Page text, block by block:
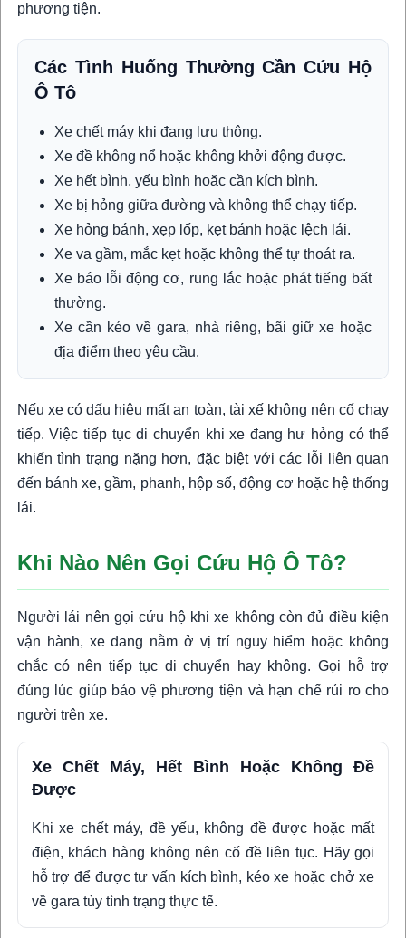
phương tiện.
Các Tình Huống Thường Cần Cứu Hộ
Ô Tô
Xe chết máy khi đang lưu thông.
Xe đề không nổ hoặc không khởi động được.
Xe hết bình, yếu bình hoặc cần kích bình.
Xe bị hỏng giữa đường và không thể chạy tiếp.
Xe hỏng bánh, xẹp lốp, kẹt bánh hoặc lệch lái.
Xe va gầm, mắc kẹt hoặc không thể tự thoát ra.
Xe báo lỗi động cơ, rung lắc hoặc phát tiếng bất
thường.
Xe cần kéo về gara, nhà riêng, bãi giữ xe hoặc
địa điểm theo yêu cầu.
Nếu xe có dấu hiệu mất an toàn, tài xế không nên cố chạy
tiếp. Việc tiếp tục di chuyển khi xe đang hư hỏng có thể
khiến tình trạng nặng hơn, đặc biệt với các lỗi liên quan
đến bánh xe, gầm, phanh, hộp số, động cơ hoặc hệ thống
lái.
Khi Nào Nên Gọi Cứu Hộ Ô Tô?
Người lái nên gọi cứu hộ khi xe không còn đủ điều kiện
vận hành, xe đang nằm ở vị trí nguy hiểm hoặc không
chắc có nên tiếp tục di chuyển hay không. Gọi hỗ trợ
đúng lúc giúp bảo vệ phương tiện và hạn chế rủi ro cho
người trên xe.
Xe Chết Máy, Hết Bình Hoặc Không Đề
Được
Khi xe chết máy, đề yếu, không đề được hoặc mất
điện, khách hàng không nên cố đề liên tục. Hãy gọi
hỗ trợ để được tư vấn kích bình, kéo xe hoặc chở xe
về gara tùy tình trạng thực tế.